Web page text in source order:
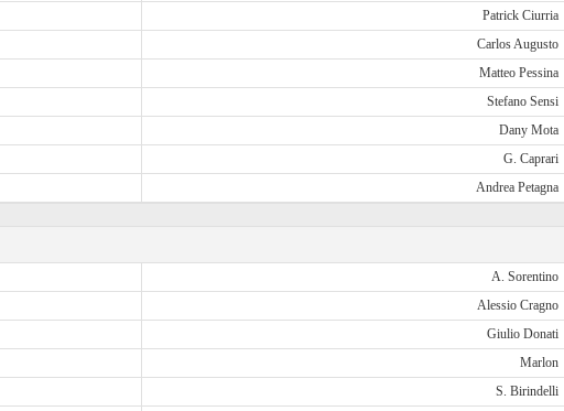
Patrick Ciurria
Carlos Augusto
Matteo Pessina
Stefano Sensi
Dany Mota
G. Caprari
Andrea Petagna
A. Sorentino
Alessio Cragno
Giulio Donati
Marlon
S. Birindelli